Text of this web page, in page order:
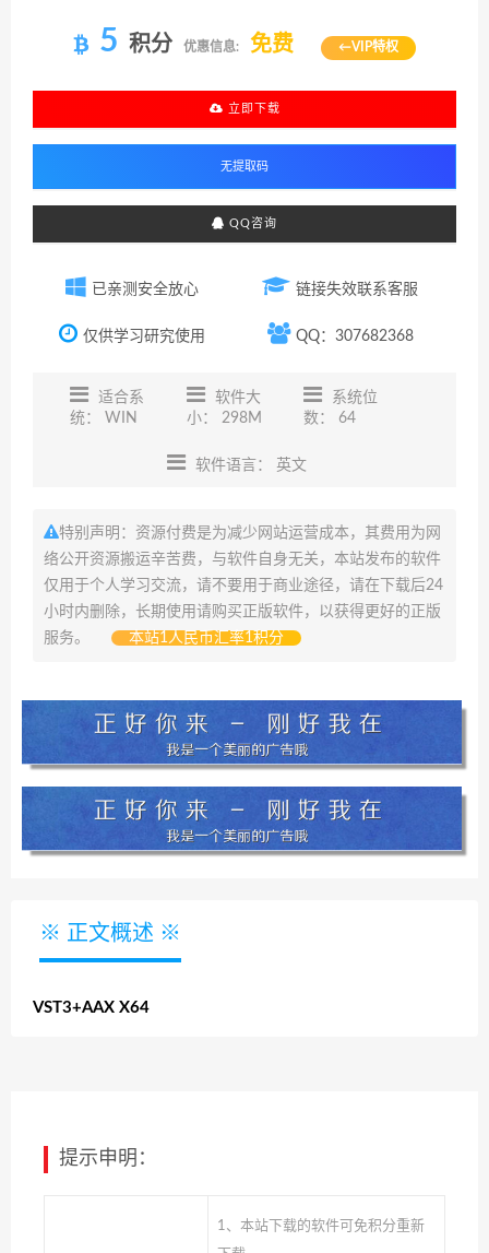
5 积分 优惠信息: 免费 ←VIP特权
立即下载
QQ咨询
已亲测安全放心
仅供学习研究使用
链接失效联系客服
QQ：307682368
适合系
统： WIN
软件大
小： 298M
系统位
数： 64
软件语言： 英文
特别声明：资源付费是为减少网站运营成本，其费用为网
络公开资源搬运辛苦费，与软件自身无关，本站发布的软件
仅用于个人学习交流，请不要用于商业途径，请在下载后24
小时内删除，长期使用请购买正版软件，以获得更好的正版
服务。
本站1人民币汇率1积分
※ 正文概述 ※
VST3+AAX X64
提示申明：
1、本站下载的软件可免积分重新